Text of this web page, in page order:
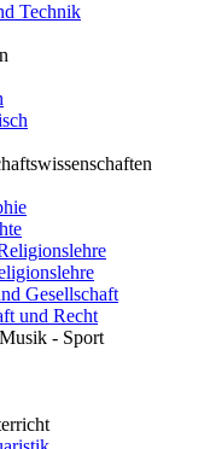
Technik
Gesellschaft
und Recht
- Sport